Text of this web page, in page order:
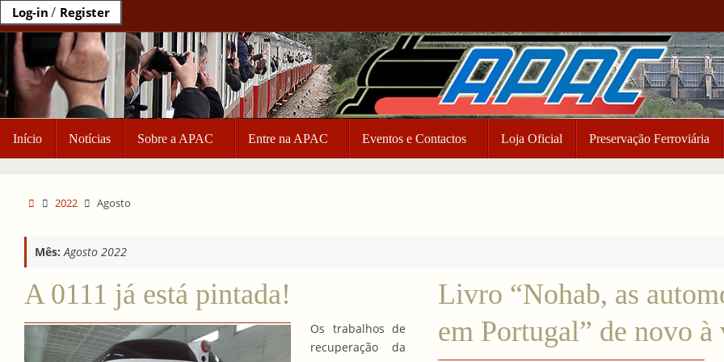
Log-in / Register
para
conteúdo
para
o
Início Notícias Sobre a APAC Entre na APAC Eventos e Contactos Loja Oficial Preservação Ferroviária
Home2022 Agosto
Mês:Agosto 2022
A 0111 já está pintada!
Os trabalhos de
recuperação da
Livro “Nohab, as
em Portugal” de novo à